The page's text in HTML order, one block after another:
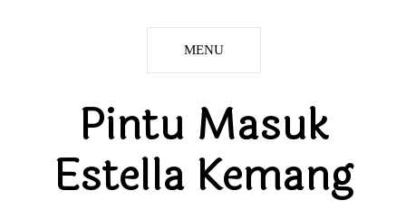
MENU
Pintu Masuk
Estella Kemang